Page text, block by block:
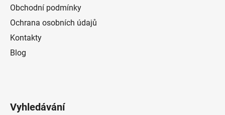
Obchodní podmínky
Ochrana osobních údajů
Kontakty
Blog
Vyhledávání